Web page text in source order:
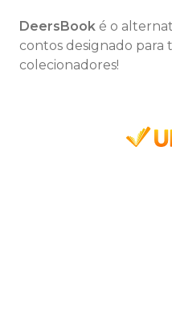
DeersBook é o
contos designado para
colecionadores!